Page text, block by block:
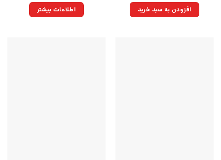
۵۵۰,۰۰۰تومان
بود.
۴۱۵,۲۵۰تومان.افزودن به سبد خرید اطلاعات بیشتر